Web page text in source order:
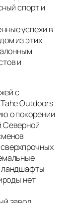
спорт и
успехи в
из этих
и
с
Outdoors
о покорении
Северной
ландшафты
нет